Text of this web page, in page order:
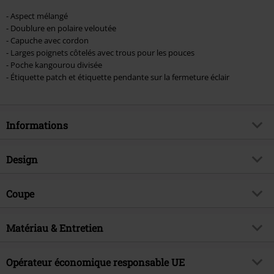
- Aspect mélangé
- Doublure en polaire veloutée
- Capuche avec cordon
- Larges poignets côtelés avec trous pour les pouces
- Poche kangourou divisée
- Étiquette patch et étiquette pendante sur la fermeture éclair
Informations
Article n°.
Brand
Thématiques
Date de sortie
08/08/2025
Design
Catégorie de produit
Modèle imprimé
bord-côtes, Détail en métal
Coupe
Coupe de l'article
Matériau & Entretien
Matière extérieure
85 % polyester, 12 % coton, 3 %
élasthanne
Opérateur économique responsable UE